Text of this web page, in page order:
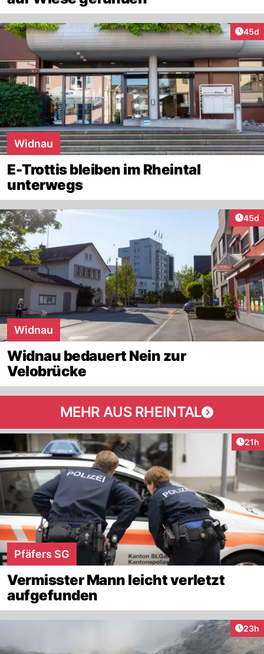
45d
Widnau
E-Trottis bleiben im Rheintal
unterwegs
45d
Widnau
Widnau bedauert Nein zur
Velobrücke
MEHR AUS RHEINTAL
21h
Pfäfers SG
Vermisster Mann leicht verletzt
aufgefunden
23h